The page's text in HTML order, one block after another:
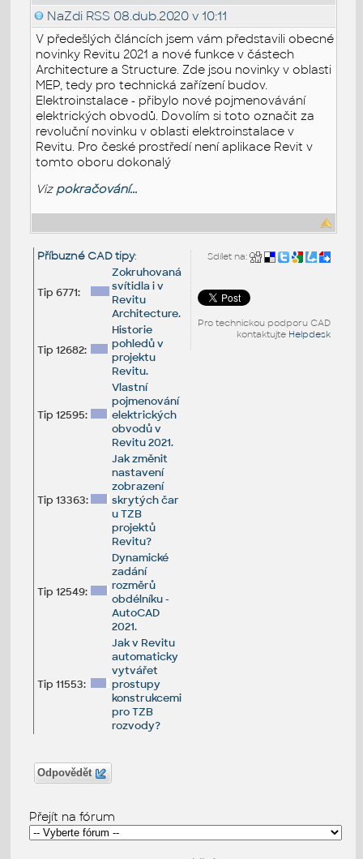
NaZdi RSS 08.dub.2020 v 10:11
V předešlých článcích jsem vám představili obecné
novinky Revitu 2021 a nové funkce v částech
Architecture a Structure. Zde jsou novinky v oblasti
MEP, tedy pro technická zařízení budov.
Elektroinstalace - přibylo nové pojmenovávání
elektrických obvodů. Dovolím si toto označit za
revoluční novinku v oblasti elektroinstalace v
Revitu. Pro české prostředí není aplikace Revit v
tomto oboru dokonalý
Viz pokračování...
Sdílet na:
Pro technickou podporu CAD
kontaktujte Helpdesk
Příbuzné CAD tipy:
Tip 6771:
Zokruhovaná
svítidla i v
Revitu
Architecture.
Tip 12682:
Historie
pohledů v
projektu
Revitu.
Tip 12595:
Vlastní
pojmenování
elektrických
obvodů v
Revitu 2021.
Tip 13363:
Jak změnit
nastavení
zobrazení
skrytých čar
u TZB
projektů
Revitu?
Tip 12549:
Dynamické
zadání
rozměrů
obdélníku -
AutoCAD
2021.
Tip 11553:
Jak v Revitu
automaticky
vytvářet
prostupy
konstrukcemi
pro TZB
rozvody?
Odpovědět
Přejít na fórum